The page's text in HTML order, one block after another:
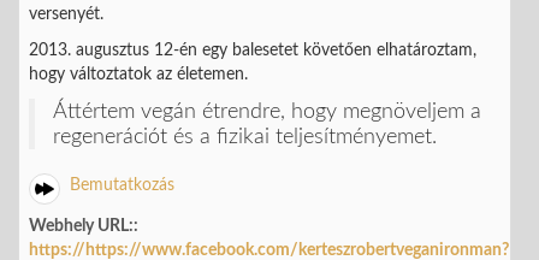
versenyét.
2013. augusztus 12-én egy balesetet követően elhatároztam,
hogy változtatok az életemen.
Áttértem vegán étrendre, hogy megnöveljem a
regenerációt és a fizikai teljesítményemet.
Bemutatkozás
Webhely URL::
https://https://www.facebook.com/kerteszrobertveganironman?